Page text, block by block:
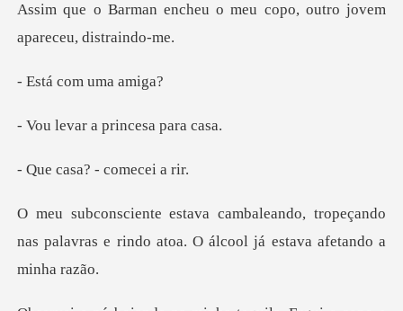
u o meu copo, outro jove
com uma
a princesa
a? - come
tropeçando
nas palavras e rindo atoa. O